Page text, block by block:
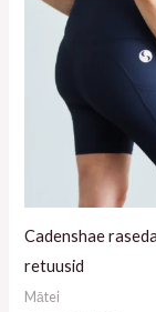
Cadenshae
retuusid
Mātei
cena
ir: